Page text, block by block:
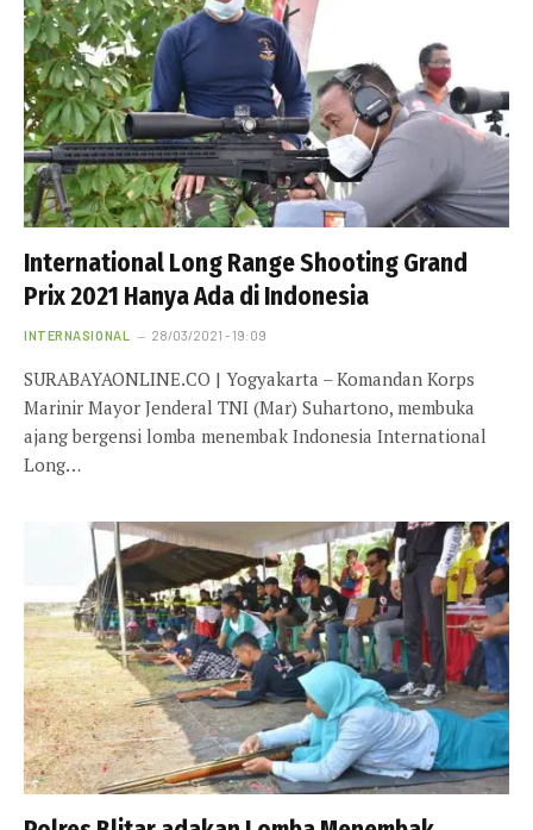
International Long Range Shooting Grand
Prix 2021 Hanya Ada di Indonesia
INTERNASIONAL 28/03/2021 - 19:09
SURABAYAONLINE.CO | Yogyakarta – Komandan Korps
Marinir Mayor Jenderal TNI (Mar) Suhartono, membuka
ajang bergensi lomba menembak Indonesia International
Long…